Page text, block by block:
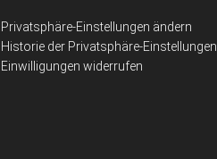
Privatsphäre-Einstellungen ändern
Historie der Privatsphäre-Einstellungen
Einwilligungen widerrufen